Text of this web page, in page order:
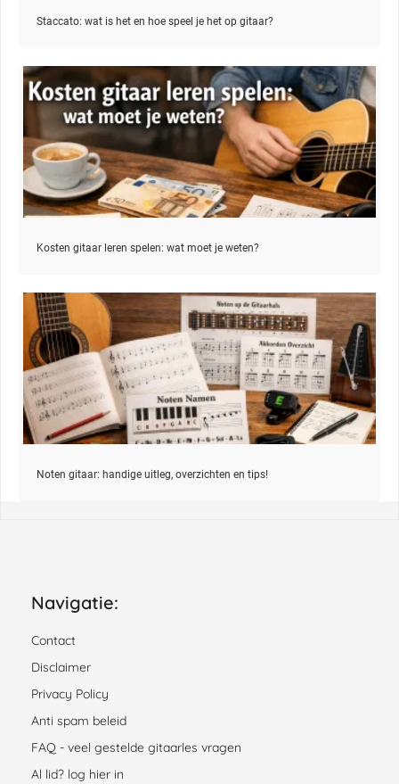
Staccato: wat is het en hoe speel je het op gitaar?
Kosten gitaar leren spelen: wat moet je weten?
Noten gitaar: handige uitleg, overzichten en tips!
Navigatie:
Contact
Disclaimer
Privacy Policy
Anti spam beleid
FAQ - veel gestelde gitaarles vragen
Al lid? log hier in